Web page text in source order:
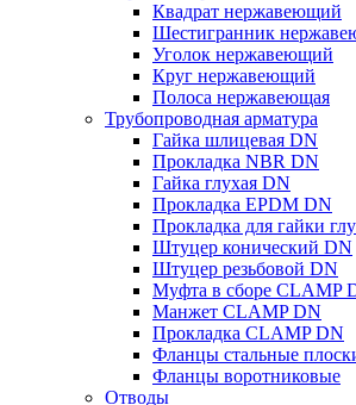
Квадрат нержавеющий
Шестигранник
Уголок нержавеющий
Круг нержавеющий
Полоса нержавеющая
Трубопроводная арматура
Гайка шлицевая DN
Прокладка NBR DN
Гайка глухая DN
Прокладка EPDM DN
Прокладка для гайки
Штуцер конический DN
Штуцер резьбовой DN
Муфта в сборе CLAMP
Манжет CLAMP DN
Прокладка CLAMP DN
Фланцы стальные
Фланцы воротниковые
Отводы